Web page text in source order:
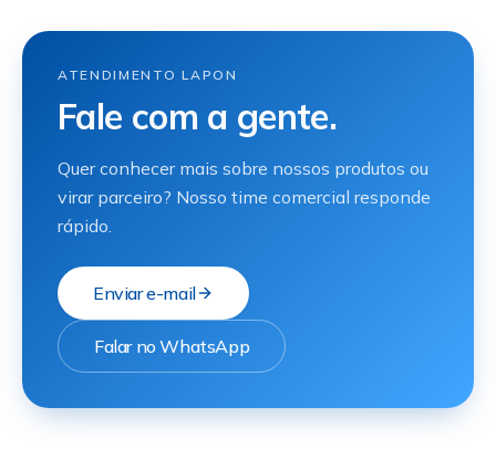
ATENDIMENTO LAPON
Fale com a gente.
Quer conhecer mais sobre nossos produtos ou
virar parceiro? Nosso time comercial responde
rápido.
Enviar e-mail
Falar no WhatsApp